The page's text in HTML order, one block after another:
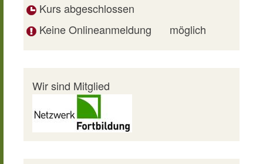
Kurs abgeschlossen
Keine Onlineanmeldung
möglich
Wir sind Mitglied